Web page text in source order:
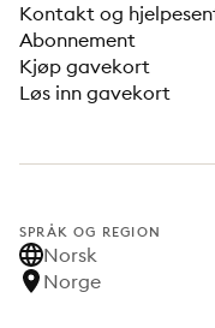
Kontakt og
Abonnement
Kjøp gavekort
Løs inn gavekort
SPRÅK OG REGION
Norsk
Norge